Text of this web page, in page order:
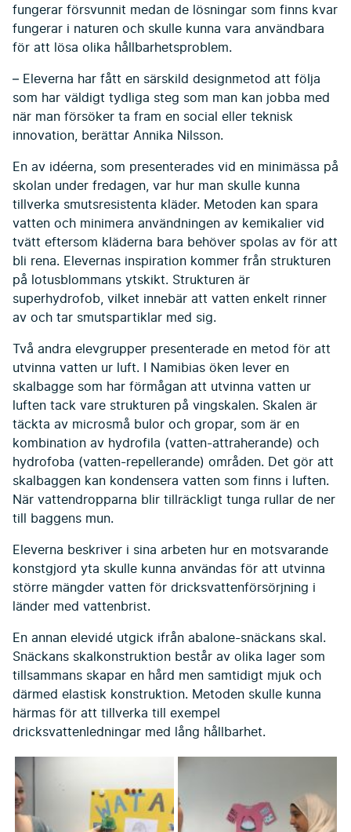
fungerar försvunnit medan de lösningar som finns kvar
fungerar i naturen och skulle kunna vara användbara
för att lösa olika hållbarhetsproblem.
– Eleverna har fått en särskild designmetod att följa
som har väldigt tydliga steg som man kan jobba med
när man försöker ta fram en social eller teknisk
innovation, berättar Annika Nilsson.
En av idéerna, som presenterades vid en minimässa på
skolan under fredagen, var hur man skulle kunna
tillverka smutsresistenta kläder. Metoden kan spara
vatten och minimera användningen av kemikalier vid
tvätt eftersom kläderna bara behöver spolas av för att
bli rena. Elevernas inspiration kommer från strukturen
på lotusblommans ytskikt. Strukturen är
superhydrofob, vilket innebär att vatten enkelt rinner
av och tar smutspartiklar med sig.
Två andra elevgrupper presenterade en metod för att
utvinna vatten ur luft. I Namibias öken lever en
skalbagge som har förmågan att utvinna vatten ur
luften tack vare strukturen på vingskalen. Skalen är
täckta av microsmå bulor och gropar, som är en
kombination av hydrofila (vatten-attraherande) och
hydrofoba (vatten-repellerande) områden. Det gör att
skalbaggen kan kondensera vatten som finns i luften.
När vattendropparna blir tillräckligt tunga rullar de ner
till baggens mun.
Eleverna beskriver i sina arbeten hur en motsvarande
konstgjord yta skulle kunna användas för att utvinna
större mängder vatten för dricksvattenförsörjning i
länder med vattenbrist.
En annan elevidé utgick ifrån abalone-snäckans skal.
Snäckans skalkonstruktion består av olika lager som
tillsammans skapar en hård men samtidigt mjuk och
därmed elastisk konstruktion. Metoden skulle kunna
härmas för att tillverka till exempel
dricksvattenledningar med lång hållbarhet.